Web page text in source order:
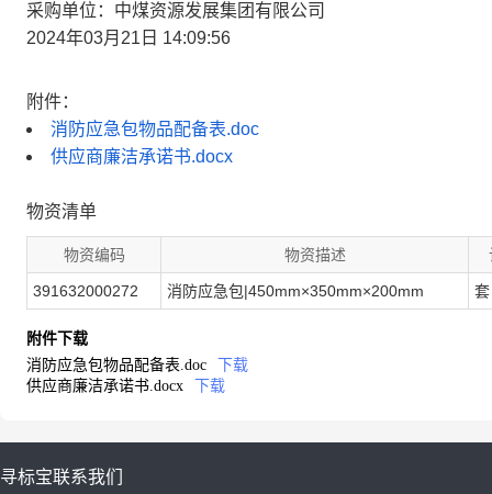
采购单位：中煤资源发展集团有限公司
2024年03月21日 14:09:56
附件：
消防应急包物品配备表.doc
供应商廉洁承诺书.docx
物资清单
物资编码 物资描述
391632000272 消防应急包|450mm×350mm×200mm 套
附件下载
消防应急包物品配备表.doc
下载
供应商廉洁承诺书.docx
下载
寻标宝联系我们